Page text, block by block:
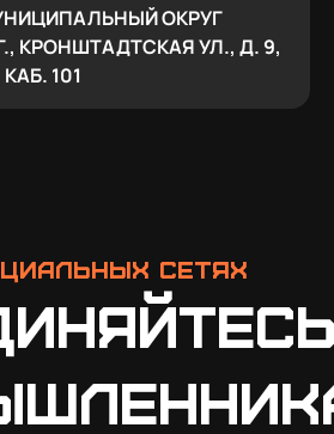
ОКРУГ
КРОНШТАДТСКАЯ УЛ., Д. 9,
101
сетях